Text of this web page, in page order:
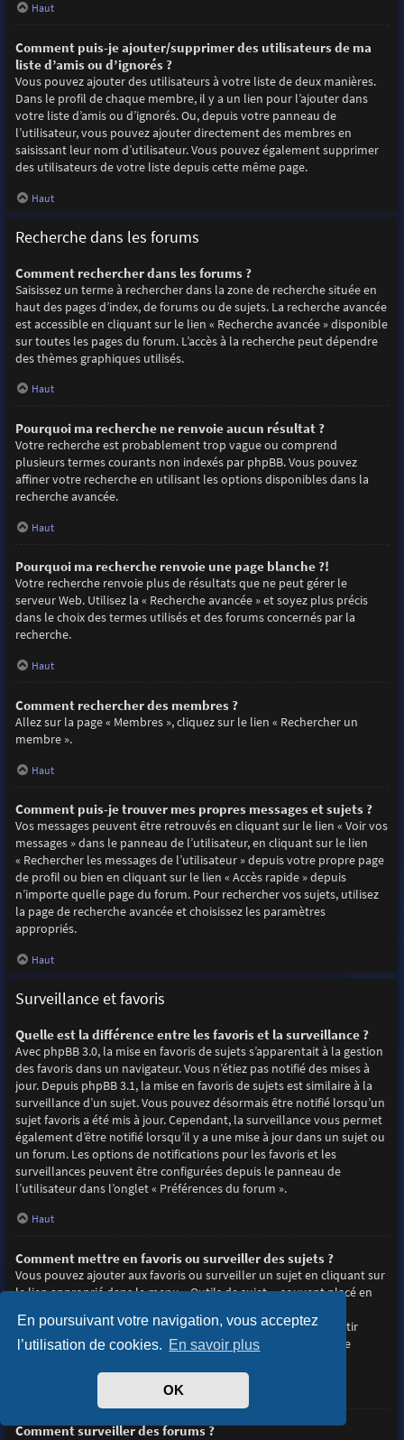
En poursuivant votre navigation, vous acceptez
l’utilisation de cookies. En savoir plus
OK
Haut
Comment puis-je ajouter/supprimer des utilisateurs de ma
liste d’amis ou d’ignorés ?
Vous pouvez ajouter des utilisateurs à votre liste de deux manières.
Dans le profil de chaque membre, il y a un lien pour l’ajouter dans
votre liste d’amis ou d’ignorés. Ou, depuis votre panneau de
l’utilisateur, vous pouvez ajouter directement des membres en
saisissant leur nom d’utilisateur. Vous pouvez également supprimer
des utilisateurs de votre liste depuis cette même page.
Haut
Recherche dans les forums
Comment rechercher dans les forums ?
Saisissez un terme à rechercher dans la zone de recherche située en
haut des pages d’index, de forums ou de sujets. La recherche avancée
est accessible en cliquant sur le lien « Recherche avancée » disponible
sur toutes les pages du forum. L’accès à la recherche peut dépendre
des thèmes graphiques utilisés.
Haut
Pourquoi ma recherche ne renvoie aucun résultat ?
Votre recherche est probablement trop vague ou comprend
plusieurs termes courants non indexés par phpBB. Vous pouvez
affiner votre recherche en utilisant les options disponibles dans la
recherche avancée.
Haut
Pourquoi ma recherche renvoie une page blanche ?!
Votre recherche renvoie plus de résultats que ne peut gérer le
serveur Web. Utilisez la « Recherche avancée » et soyez plus précis
dans le choix des termes utilisés et des forums concernés par la
recherche.
Haut
Comment rechercher des membres ?
Allez sur la page « Membres », cliquez sur le lien « Rechercher un
membre ».
Haut
Comment puis-je trouver mes propres messages et sujets ?
Vos messages peuvent être retrouvés en cliquant sur le lien « Voir vos
messages » dans le panneau de l’utilisateur, en cliquant sur le lien
« Rechercher les messages de l’utilisateur » depuis votre propre page
de profil ou bien en cliquant sur le lien « Accès rapide » depuis
n’importe quelle page du forum. Pour rechercher vos sujets, utilisez
la page de recherche avancée et choisissez les paramètres
appropriés.
Haut
Surveillance et favoris
Quelle est la différence entre les favoris et la surveillance ?
Avec phpBB 3.0, la mise en favoris de sujets s’apparentait à la gestion
des favoris dans un navigateur. Vous n’étiez pas notifié des mises à
jour. Depuis phpBB 3.1, la mise en favoris de sujets est similaire à la
surveillance d’un sujet. Vous pouvez désormais être notifié lorsqu’un
sujet favoris a été mis à jour. Cependant, la surveillance vous permet
également d’être notifié lorsqu’il y a une mise à jour dans un sujet ou
un forum. Les options de notifications pour les favoris et les
surveillances peuvent être configurées depuis le panneau de
l’utilisateur dans l’onglet « Préférences du forum ».
Haut
Comment mettre en favoris ou surveiller des sujets ?
Vous pouvez ajouter aux favoris ou surveiller un sujet en cliquant sur
le lien approprié dans le menu « Outils de sujet », souvent placé en
Répondre à un sujet en cochant la case du formulaire « M’avertir
lorsqu’une réponse est postée » vous permettra également de
Comment surveiller des forums ?